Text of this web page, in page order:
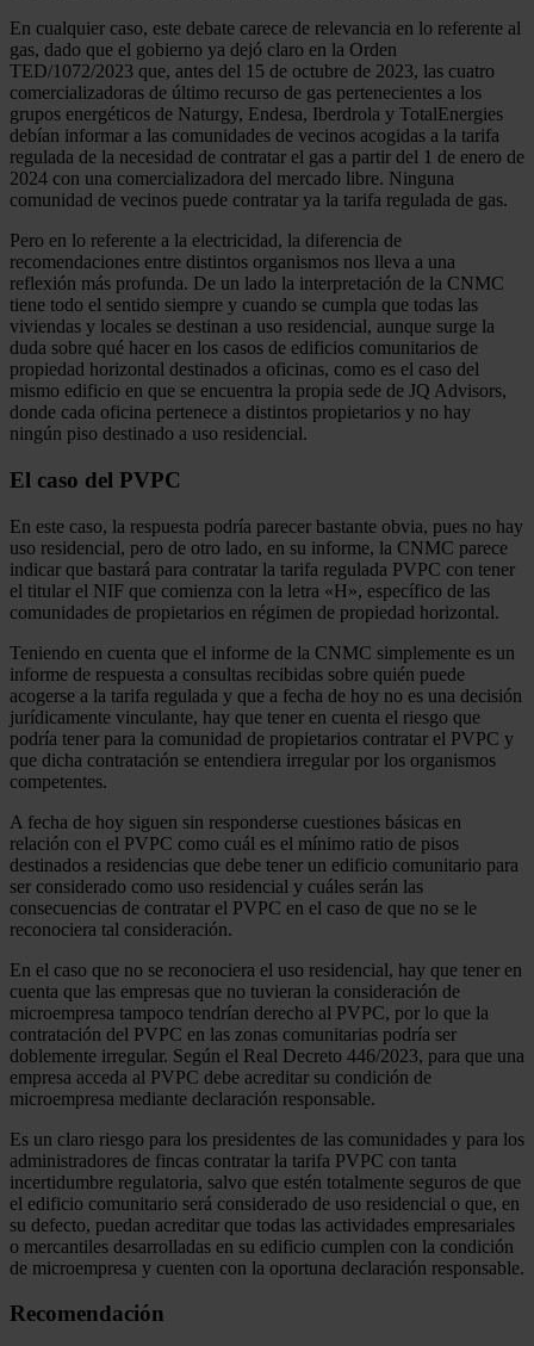
En cualquier caso, este debate carece de relevancia en lo referente al
gas, dado que el gobierno ya dejó claro en la Orden
TED/1072/2023 que, antes del 15 de octubre de 2023, las cuatro
comercializadoras de último recurso de gas pertenecientes a los
grupos energéticos de Naturgy, Endesa, Iberdrola y TotalEnergies
debían informar a las comunidades de vecinos acogidas a la tarifa
regulada de la necesidad de contratar el gas a partir del 1 de enero de
2024 con una comercializadora del mercado libre. Ninguna
comunidad de vecinos puede contratar ya la tarifa regulada de gas.
Pero en lo referente a la electricidad, la diferencia de
recomendaciones entre distintos organismos nos lleva a una
reflexión más profunda. De un lado la interpretación de la CNMC
tiene todo el sentido siempre y cuando se cumpla que todas las
viviendas y locales se destinan a uso residencial, aunque surge la
duda sobre qué hacer en los casos de edificios comunitarios de
propiedad horizontal destinados a oficinas, como es el caso del
mismo edificio en que se encuentra la propia sede de JQ Advisors,
donde cada oficina pertenece a distintos propietarios y no hay
ningún piso destinado a uso residencial.
El caso del PVPC
En este caso, la respuesta podría parecer bastante obvia, pues no hay
uso residencial, pero de otro lado, en su informe, la CNMC parece
indicar que bastará para contratar la tarifa regulada PVPC con tener
el titular el NIF que comienza con la letra «H», específico de las
comunidades de propietarios en régimen de propiedad horizontal.
Teniendo en cuenta que el informe de la CNMC simplemente es un
informe de respuesta a consultas recibidas sobre quién puede
acogerse a la tarifa regulada y que a fecha de hoy no es una decisión
jurídicamente vinculante, hay que tener en cuenta el riesgo que
podría tener para la comunidad de propietarios contratar el PVPC y
que dicha contratación se entendiera irregular por los organismos
competentes.
A fecha de hoy siguen sin responderse cuestiones básicas en
relación con el PVPC como cuál es el mínimo ratio de pisos
destinados a residencias que debe tener un edificio comunitario para
ser considerado como uso residencial y cuáles serán las
consecuencias de contratar el PVPC en el caso de que no se le
reconociera tal consideración.
En el caso que no se reconociera el uso residencial, hay que tener en
cuenta que las empresas que no tuvieran la consideración de
microempresa tampoco tendrían derecho al PVPC, por lo que la
contratación del PVPC en las zonas comunitarias podría ser
doblemente irregular. Según el Real Decreto 446/2023, para que una
empresa acceda al PVPC debe acreditar su condición de
microempresa mediante declaración responsable.
Es un claro riesgo para los presidentes de las comunidades y para los
administradores de fincas contratar la tarifa PVPC con tanta
incertidumbre regulatoria, salvo que estén totalmente seguros de que
el edificio comunitario será considerado de uso residencial o que, en
su defecto, puedan acreditar que todas las actividades empresariales
o mercantiles desarrolladas en su edificio cumplen con la condición
de microempresa y cuenten con la oportuna declaración responsable.
Recomendación